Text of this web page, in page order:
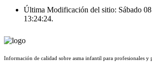
Última Modificación del sitio: Sábado
13:24:24.
Información de calidad sobre asma infantil para profesionales y